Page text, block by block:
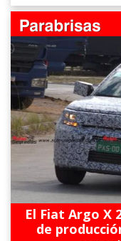
El Fiat Argo X
de